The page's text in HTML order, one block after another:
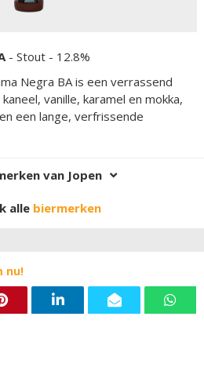
- Stout - 12.8%
Negra BA is een verrassend
vanille, karamel en mokka,
een lange, verfrissende
van Jopen
alle biermerken
nu!